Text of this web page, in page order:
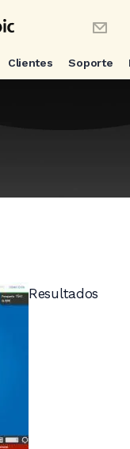
Clientes Soporte
Resultados